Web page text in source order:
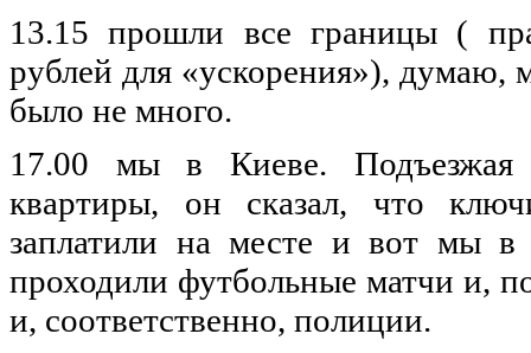
13.15прошли всеграницы (
рублей для «ускорения»), думаю,
было не много.
17.00 мыв Киеве. Подъезжая
квартиры, он сказал, что
заплатили на месте и вот мы
проходили футбольные матчи и,
и, соответственно, полиции.